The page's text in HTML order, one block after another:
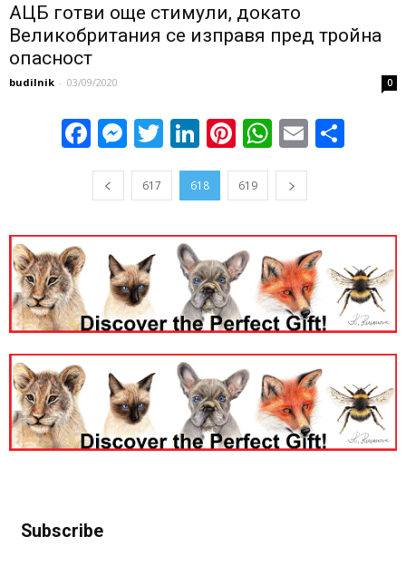
АЦБ готви още стимули, докато
Великобритания се изправя пред тройна
опасност
budilnik - 03/09/2020 0
Facebook
Messenger
Twitter
LinkedIn
Pinterest
WhatsApp
Email
617 618 619
Subscribe